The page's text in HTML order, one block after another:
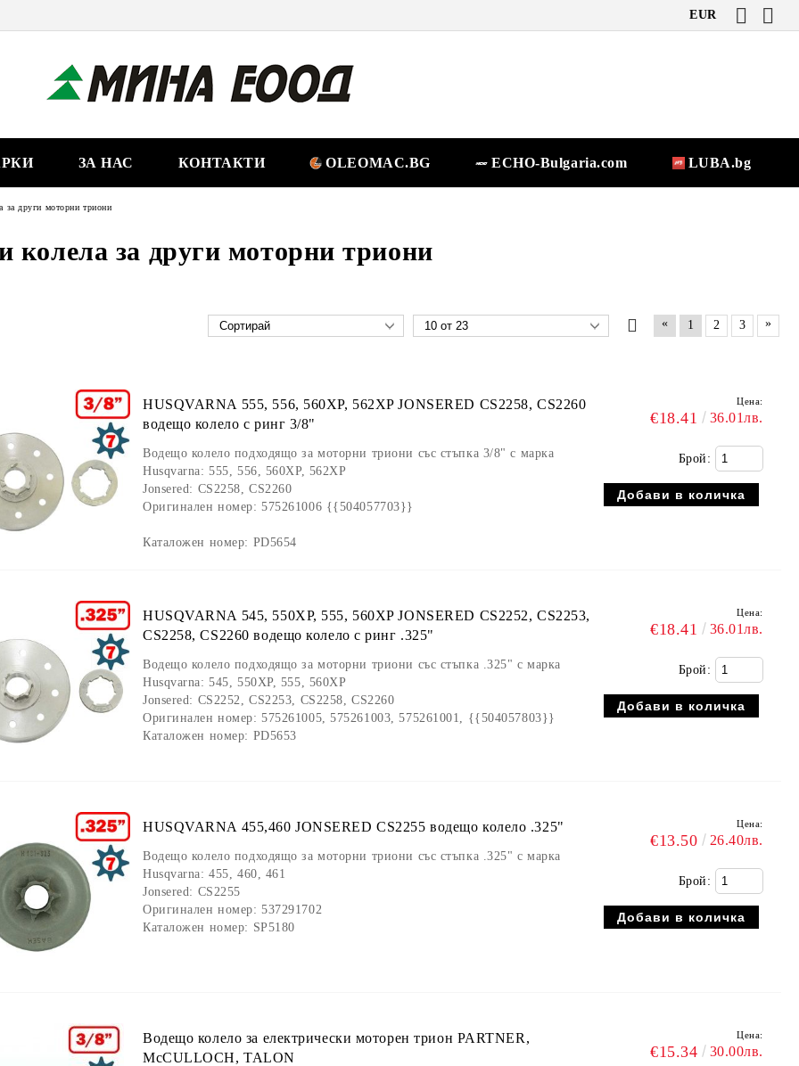
EUR
ЗА НАС КОНТАКТИ OLEOMAC.BG ECHO-Bulgaria.com LUBA.bg
за други моторни триони
колела за други моторни триони
« 1 2 3 »
HUSQVARNA 555, 556, 560XP, 562XP JONSERED CS2258, CS2260
водещо колело с ринг 3/8"
Водещо колело подходящо за моторни триони със стъпка 3/8" с марка
Husqvarna: 555, 556, 560XP, 562XP
Jonsered: CS2258, CS2260
Оригинален номер:575261006 {{504057703}}
Каталожен номер: PD5654
Цена:
€18.41 36.01лв.
Брой:
HUSQVARNA 545, 550XP, 555, 560XP JONSERED CS2252, CS2253,
CS2258, CS2260 водещо колело с ринг .325"
Водещо колело подходящо за моторни триони със стъпка .325" с марка
Husqvarna:545, 550XP, 555, 560XP
Jonsered: CS2252, CS2253, CS2258, CS2260
Оригинален номер:575261005, 575261003, 575261001, {{504057803}}
Каталожен номер: PD5653
Цена:
€18.41 36.01лв.
Брой:
HUSQVARNA 455,460 JONSERED CS2255 водещо колело .325"
Водещо колело подходящо за моторни триони със стъпка .325" с марка
Husqvarna: 455, 460, 461
Jonsered: CS2255
Оригинален номер:537291702
Каталожен номер: SP5180
Цена:
€13.50 26.40лв.
Брой:
Водещо колело за електрически моторен трион PARTNER,
McCULLOCH, TALON
Цена:
€15.34 30.00лв.